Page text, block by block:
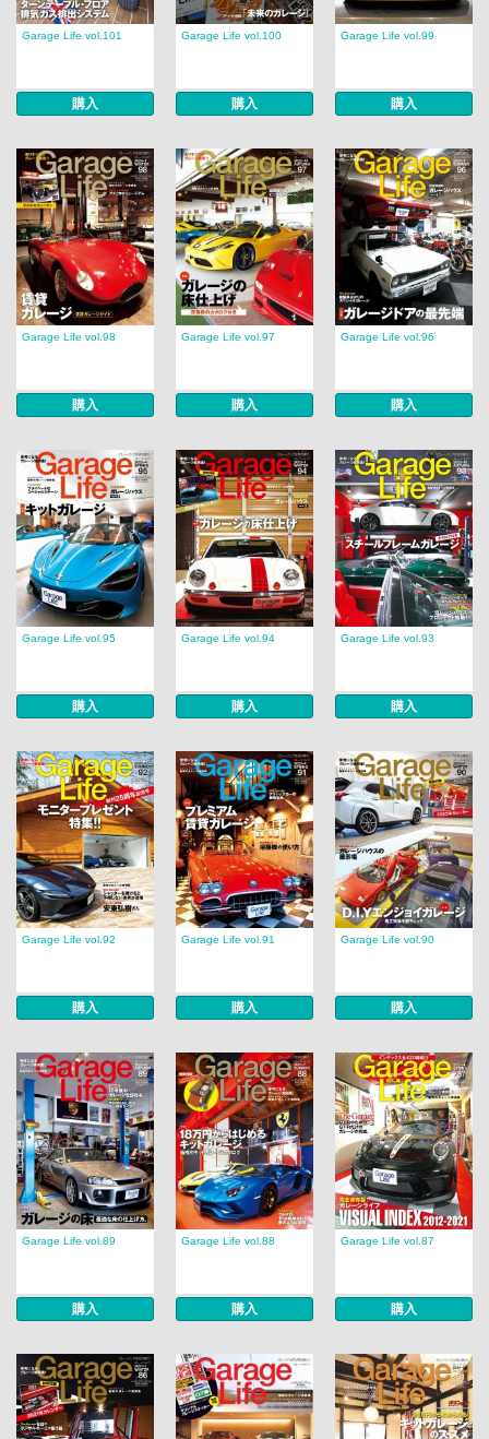
Garage Life vol.101
購入
Garage Life vol.100
購入
Garage Life vol.99
購入
Garage Life vol.98
購入
Garage Life vol.97
購入
Garage Life vol.96
購入
Garage Life vol.95
購入
Garage Life vol.94
購入
Garage Life vol.93
購入
Garage Life vol.92
購入
Garage Life vol.91
購入
Garage Life vol.90
購入
Garage Life vol.89
購入
Garage Life vol.88
購入
Garage Life vol.87
購入